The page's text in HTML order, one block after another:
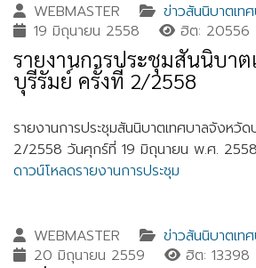
WEBMASTER
ข่าวสันนิบาตเท
19 มิถุนายน 2558
ฮิต: 20556
รายงานการประชุมสันนิบา
บุรีรัมย์ ครั้งที่ 2/2558
รายงานการประชุมสันนิบาตเทศบาลจังหวั
2/2558 วันศุกร์ที่ 19 มิถุนายน พ.ศ. 2558
ดาวน์โหลดรายงานการประชุม
WEBMASTER
ข่าวสันนิบาตเท
20 มิถุนายน 2559
ฮิต: 13398